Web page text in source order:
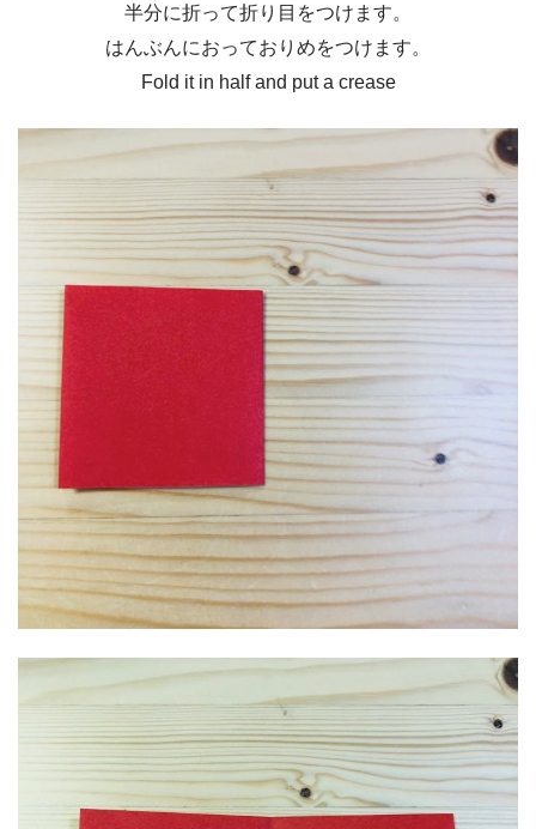
半分に折って折り目をつけます。
はんぶんにおっておりめをつけます。
Fold it in half and put a crease